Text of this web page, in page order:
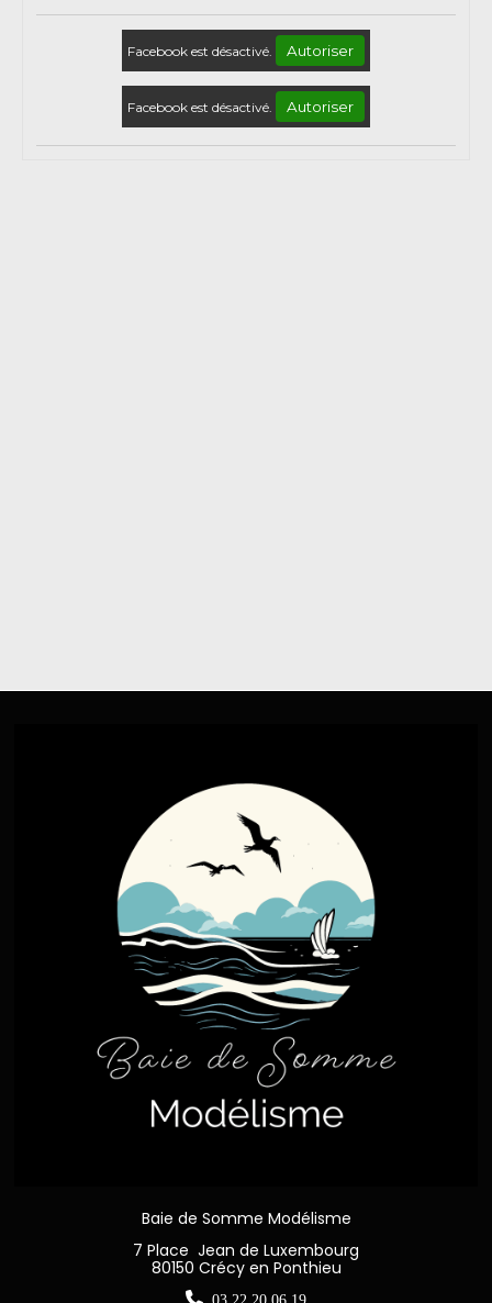
Facebook est désactivé. Autoriser
Facebook est désactivé. Autoriser
Baie de Somme Modélisme
7 Place Jean de Luxembourg
80150 Crécy en Ponthieu
